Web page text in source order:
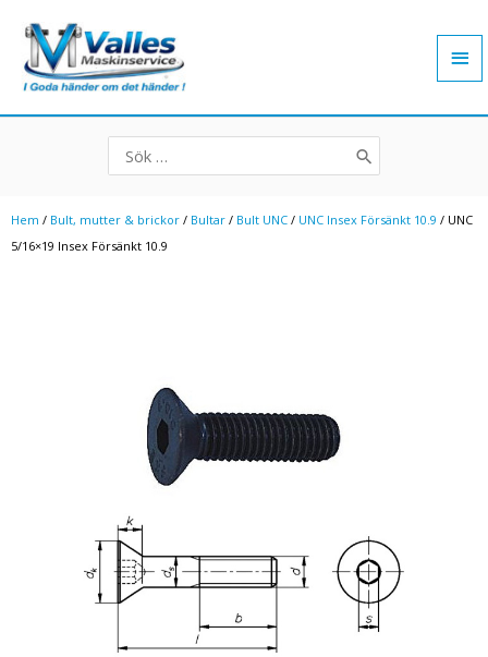
innehåll
Search
for:
Hem / Bult, mutter & brickor / Bultar / Bult UNC / UNC Insex Försänkt 10.9 / UNC
5/16×19 Insex Försänkt 10.9